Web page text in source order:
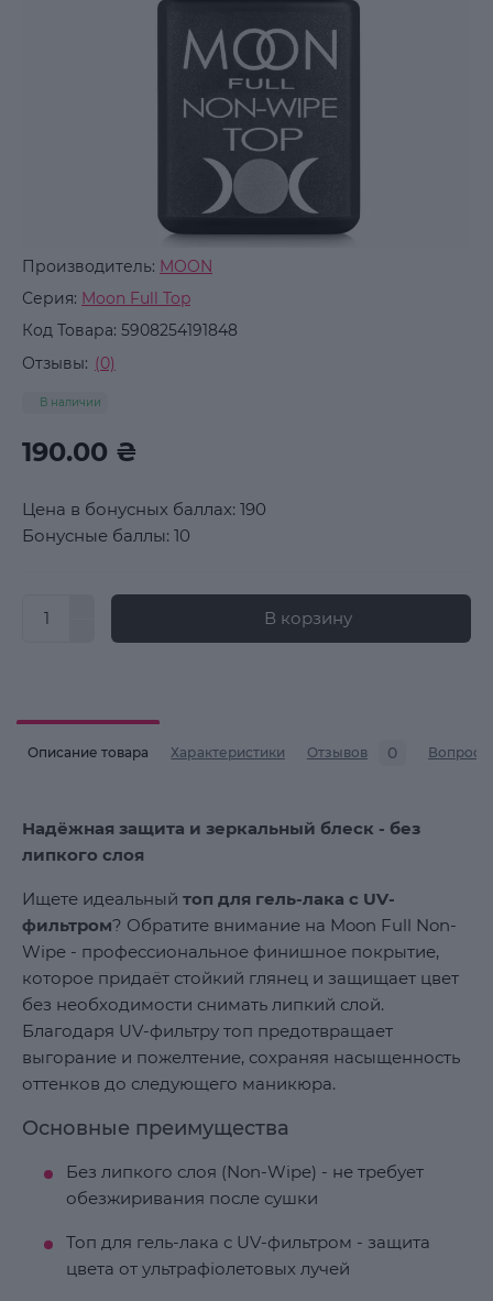
Производитель: MOON
Серия: Moon Full Top
Код Товара: 5908254191848
Отзывы: (0)
В наличии
190.00 ₴
Цена в бонусных баллах: 190
Бонусные баллы: 10
В корзину
Описание товара Характеристики Отзывов 0 Вопросы
Надёжная защита и зеркальный блеск - без
липкого слоя
Ищете идеальный топ для гель-лака с UV-
фильтром? Обратите внимание на Moon Full Non-
Wipe - профессиональное финишное покрытие,
которое придаёт стойкий глянец и защищает цвет
без необходимости снимать липкий слой.
Благодаря UV-фильтру топ предотвращает
выгорание и пожелтение, сохраняя насыщенность
оттенков до следующего маникюра.
Основные преимущества
Без липкого слоя (Non-Wipe) - не требует
обезжиривания после сушки
Топ для гель-лака с UV-фильтром - защита
цвета от ультрафіолетовых лучей